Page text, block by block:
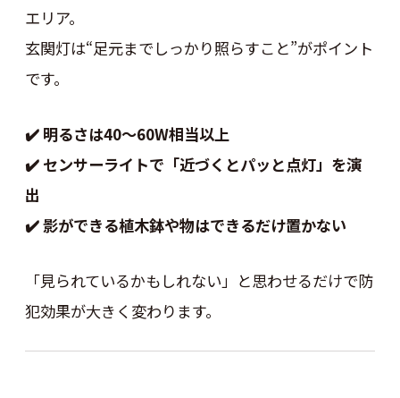
エリア。
玄関灯は“足元までしっかり照らすこと”がポイント
です。
✔️ 明るさは40〜60W相当以上
✔️ センサーライトで「近づくとパッと点灯」を演
出
✔️ 影ができる植木鉢や物はできるだけ置かない
「見られているかもしれない」と思わせるだけで防
犯効果が大きく変わります。